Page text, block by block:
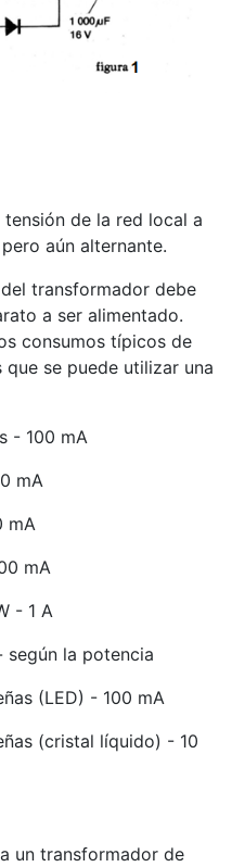
de la red local a
aún alternante.
transformador debe
a ser alimentado.
consumos típicos de
se puede utilizar una
- 100 mA
mA
mA
mA
- 1 A
según la potencia
(LED) - 100 mA
(cristal líquido) - 10
un transformador de